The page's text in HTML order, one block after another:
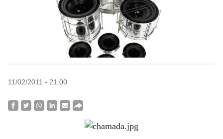
11/02/2011 - 21:00